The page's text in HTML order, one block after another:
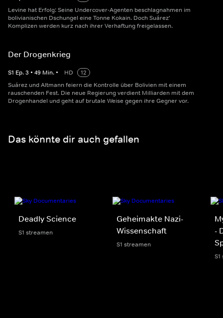
Levine hat Erfolg: Seine Undercover-Agenten beschlagnahmen im
bolivianischen Dschungel eine Tonne Kokain. Doch Suárez'
Komplizen werden kurz nach ihrer Verhaftung freigelassen.
Der Drogenkrieg
S1 Ep.3 • 49 Min. • HD
12
Suárez und Altmann feiern die Kontrolle über Bolivien mit einem
rauschenden Fest. Die neue Regierung verdient Milliarden mit dem
Drogenhandel und geht auf brutale Weise gegen ihre Gegner vor.
Das könnte dir auch gefallen
Deadly Science
S1 streamen
Geheimakte Nazi-
Wissenschaft
S1 streamen
-